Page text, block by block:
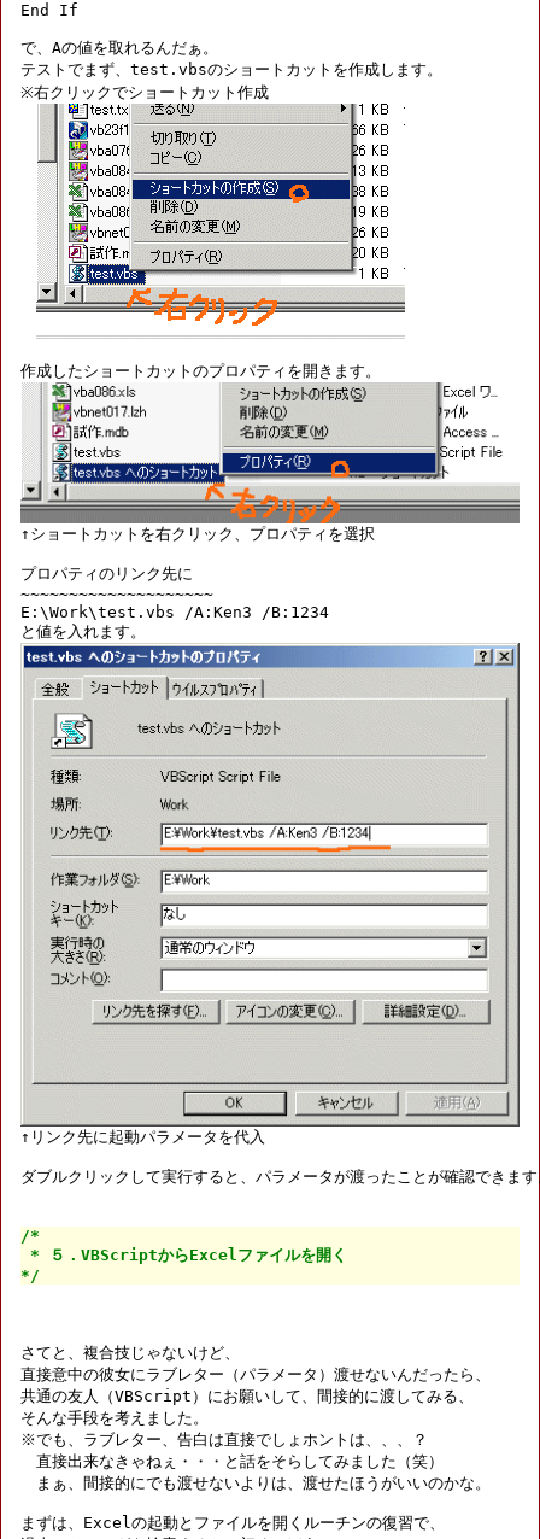
End If
で、Aの値を取れるんだぁ。
テストでまず、test.vbsのショートカットを作成します。
※右クリックでショートカット作成
プロパティのリンク先に
~~~~~~~~~~~~~~~~~~~~
E:\Work\test.vbs /A:Ken3 /B:1234
ダブルクリックして実行すると、パラメータが渡ったことが確認できま
/*
* ５．VBScriptからExcelファイルを開く
*/
さてと、複合技じゃないけど、
直接意中の彼女にラブレター（パラメータ）渡せないんだったら、
共通の友人（VBScript）にお願いして、間接的に渡してみる、
そんな手段を考えました。
※でも、ラブレター、告白は直接でしょホントは、、、？
直接出来なきゃねぇ・・・と話をそらしてみました（笑）
まぁ、間接的にでも渡せないよりは、渡せたほうがいいのかな。
まずは、Excelの起動とファイルを開くルーチンの復習で、